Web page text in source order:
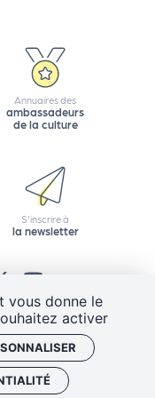
vous donne le
activer
Annuaires des
ambassadeurs
de la culture
S'inscrire à
la newsletter
Plan de site
des cookies
vos commandes